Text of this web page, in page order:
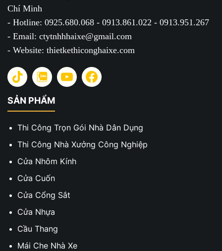
Chí Minh
- Hotline: 0925.680.068 - 0913.861.022 - 0913.951.267
- Email: ctytnhhhaixe@gmail.com
- Website: thietkethiconghaixe.com
SẢN PHẨM
Thi Công Trọn Gói Nhà Dân Dụng
Thi Công Nhà Xưởng Công Nghiệp
Cửa Nhôm Kính
Cửa Cuốn
Cửa Cổng Sắt
Cửa Nhựa
Cầu Thang
Mái Che Nhà Xe